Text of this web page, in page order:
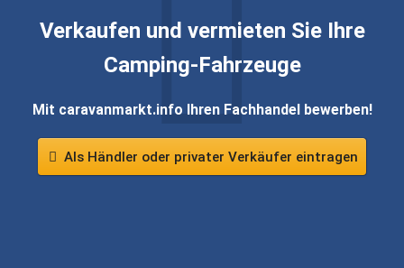
Verkaufen und vermieten Sie Ihre
Camping-Fahrzeuge
Mit caravanmarkt.info Ihren Fachhandel bewerben!
Als Händler oder privater Verkäufer eintragen